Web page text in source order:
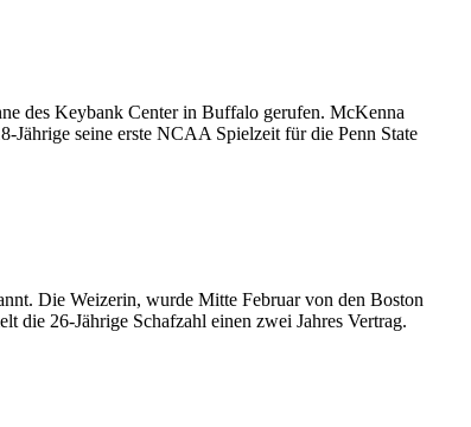
des Keybank Center in Buffalo gerufen. McKenna
Jährige seine erste NCAA Spielzeit für die Penn State
Die Weizerin, wurde Mitte Februar von den Boston
die 26-Jährige Schafzahl einen zwei Jahres Vertrag.